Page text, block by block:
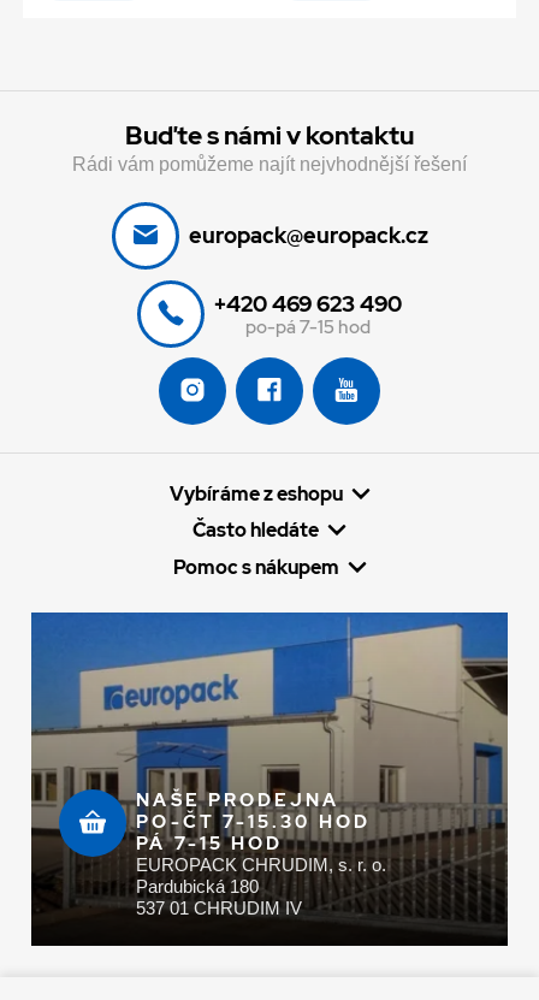
Buďte s námi v kontaktu
Rádi vám pomůžeme najít nejvhodnější řešení
europack@europack.cz
+420 469 623 490
po-pá 7-15 hod
Vybíráme z eshopu
Často hledáte
Pomoc s nákupem
NAŠE PRODEJNA
PO-ČT 7-15.30 HOD
PÁ 7-15 HOD
EUROPACK CHRUDIM, s. r. o.
Pardubická 180
537 01 CHRUDIM IV